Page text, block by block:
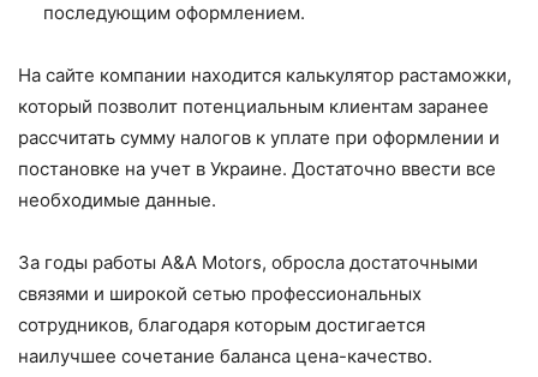
последующим оформлением.
На сайте компании находится калькулятор растаможки,
который позволит потенциальным клиентам заранее
рассчитать сумму налогов к уплате при оформлении и
постановке на учет в Украине. Достаточно ввести все
необходимые данные.
За годы работы A&A Motors, обросла достаточными
связями и широкой сетью профессиональных
сотрудников, благодаря которым достигается
наилучшее сочетание баланса цена-качество.